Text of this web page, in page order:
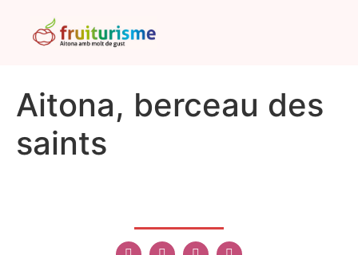
Aitona, berceau des
saints